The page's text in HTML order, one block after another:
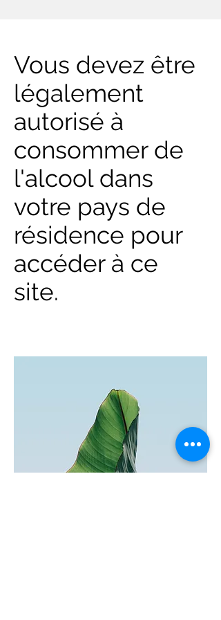
Vous devez être
légalement
autorisé à
consommer de
l'alcool dans
votre pays de
résidence pour
accéder à ce
site.